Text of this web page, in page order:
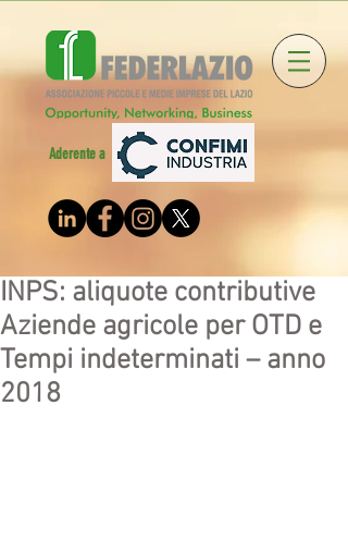
Aderente a
INPS: aliquote contributive
Aziende agricole per OTD e
Tempi indeterminati – anno
2018